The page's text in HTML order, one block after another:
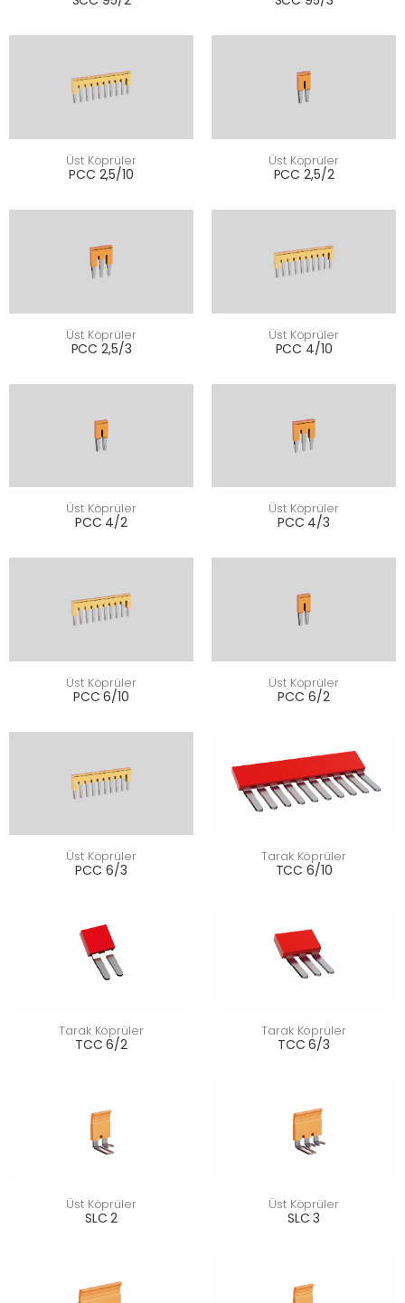
Üst Köprüler
PCC 2,5/10
Üst Köprüler
PCC 2,5/2
Üst Köprüler
PCC 2,5/3
Üst Köprüler
PCC 4/10
Üst Köprüler
PCC 4/2
Üst Köprüler
PCC 4/3
Üst Köprüler
PCC 6/10
Üst Köprüler
PCC 6/2
Üst Köprüler
PCC 6/3
Tarak Köprüler
TCC 6/10
Tarak Köprüler
TCC 6/2
Tarak Köprüler
TCC 6/3
Üst Köprüler
SLC 2
Üst Köprüler
SLC 3